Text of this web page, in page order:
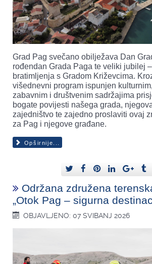
Grad Pag svečano obilježava Dan
rođendan Grada Paga te veliki jubilej
bratimljenja s Gradom Križevcima.
višednevni program ispunjen
zabavnim i društvenim sadržajima
bogate povijesti našega grada,
zajedništvo te zajedno proslaviti ovaj
za Pag i njegove građane.
Opširnije...
Održana združena
„Otok Pag – sigurna
OBJAVLJENO: 07 SVIBANJ 2026